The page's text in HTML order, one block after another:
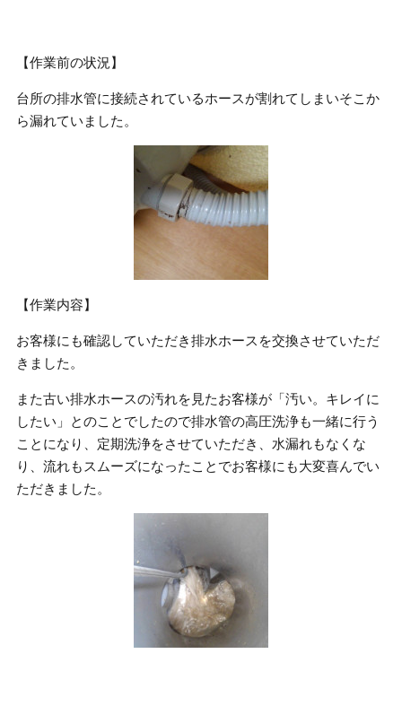
【作業前の状況】
台所の排水管に接続されているホースが割れてしまいそこか
ら漏れていました。
【作業内容】
お客様にも確認していただき排水ホースを交換させていただ
きました。
また古い排水ホースの汚れを見たお客様が「汚い。キレイに
したい」とのことでしたので排水管の高圧洗浄も一緒に行う
ことになり、定期洗浄をさせていただき、水漏れもなくな
り、流れもスムーズになったことでお客様にも大変喜んでい
ただきました。